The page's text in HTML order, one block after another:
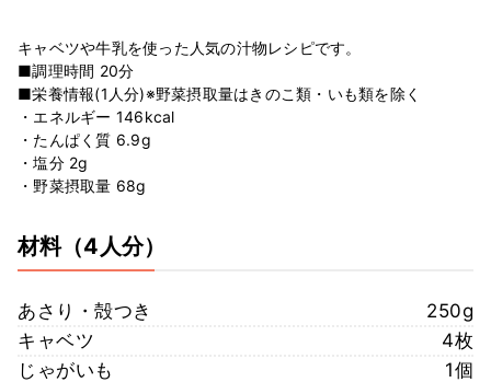
キャベツや牛乳を使った人気の汁物レシピです。
■調理時間 20分
■栄養情報(1人分)※野菜摂取量はきのこ類・いも類を除く
・エネルギー 146kcal
・たんぱく質 6.9g
・塩分 2g
・野菜摂取量 68g
材料（4人分）
あさり・殻つき
250g
キャベツ
4枚
じゃがいも
1個